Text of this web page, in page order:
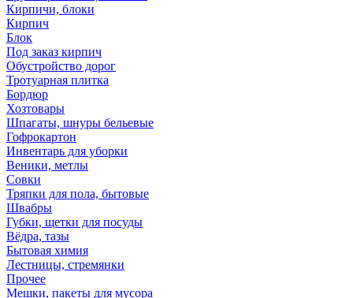
Кирпичи, блоки
Кирпич
Блок
Под заказ кирпич
Обустройство дорог
Тротуарная плитка
Бордюр
Хозтовары
Шпагаты, шнуры бельевые
Гофрокартон
Инвентарь для уборки
Веники, метлы
Совки
Тряпки для пола, бытовые
Швабры
Губки, щетки для посуды
Вёдра, тазы
Бытовая химия
Лестницы, стремянки
Прочее
Мешки, пакеты для мусора